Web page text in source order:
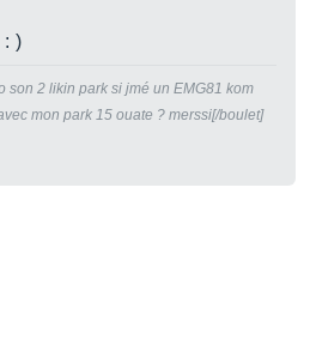
: )
son 2 likin park si jmé un EMG81 kom
mon park 15 ouate ? merssi[/boulet]